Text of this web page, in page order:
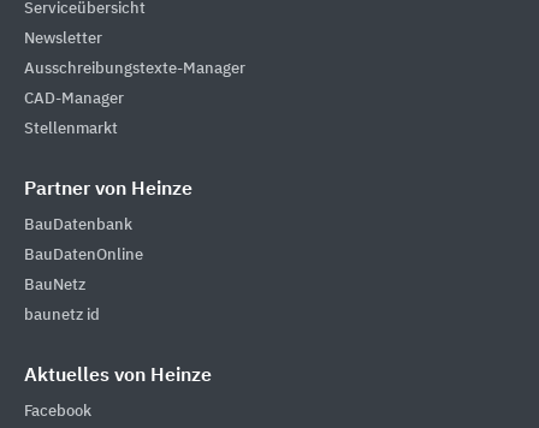
Serviceübersicht
Newsletter
Ausschreibungstexte-Manager
CAD-Manager
Stellenmarkt
Partner von Heinze
BauDatenbank
BauDatenOnline
BauNetz
baunetz id
Aktuelles von Heinze
Facebook